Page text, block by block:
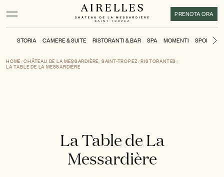
Attivare la modalità ad alto contrasto
PRENOTA ORA
STORIA CAMERE & SUITE RISTORANTI & BAR SPA MOMENTI SPORT
HOME CHÂTEAU DE LA MESSARDIÈRE, SAINT-TROPEZ RISTORANTES
LA TABLE DE LA MESSARDIÈRE
La Table de La
Messardière